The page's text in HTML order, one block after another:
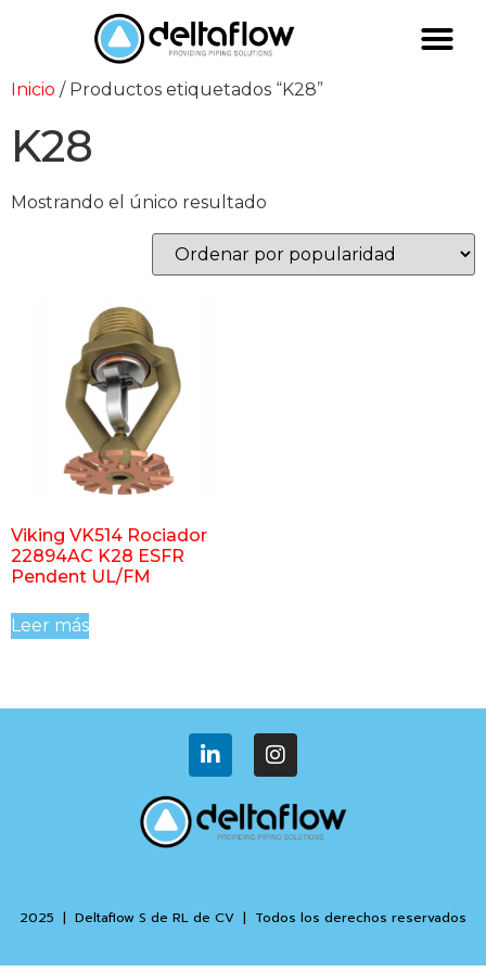
Inicio / Productos etiquetados “K28”
K28
Mostrando el único resultado
Viking VK514 Rociador
22894AC K28 ESFR
Pendent UL/FM
Leer más
2025 | Deltaflow S de RL de CV | Todos los derechos reservados